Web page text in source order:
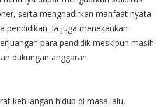
serta menghadirkan manfaat nyata
pendidikan. Ia juga menekankan
para pendidik meskipun masih
dukungan anggaran.
kehilangan hidup di masa lalu,